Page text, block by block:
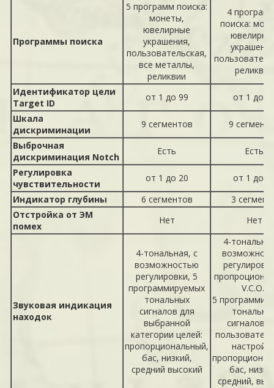
Программы поиска
5 программ поиска:
монеты,
ювелирные
украшения,
пользовательская,
все металлы,
реликвии
4
поиска:
реликвии
Идентификатор цели
Target ID
от 1 до 99
от 1 до
Шкала
дискриминации
9 сегментов
9
Выброчная
дискриминация Notch
Есть
Есть
Регулировка
чувствительности
от 1 до 20
от 1 до
Индикатор глубины
6 сегментов
3
Отстройка от ЭМ
помех
Нет Нет
Звуковая индикация
находок
4-тональная, с
возможностью
регулировки, 5
программируемых
тональных
сигналов для
выбранной
категории целей:
пропорциональный,
бас, низкий,
средний высокий
4-
V.C.O.,
5
сигналов
бас,
средний,